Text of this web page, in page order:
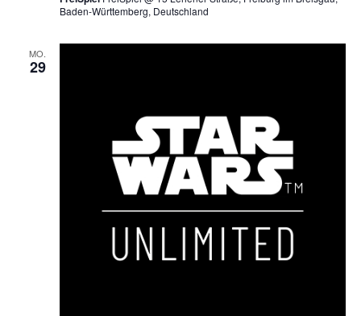
Baden-Württemberg, Deutschland
MO.
29